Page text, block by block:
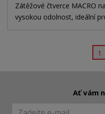
Zátěžové čtverce MACRO
vysokou odolnost, ideální
1
Ať vám